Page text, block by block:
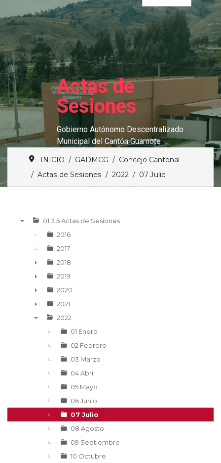
Actas de
Sesiones
Gobierno Autónomo Descentralizado
Municipal del Cantón Guamote
INICIO GADMCG
Concejo Cantonal
Actas de Sesiones
2022 07 Julio
01.3.5 Actas de Sesiones
2016
2017
►
2018
►
2019
►
2020
►
2021
2022
01 Enero
02 Febrero
03 Marzo
04 Abril
05 Mayo
06 Junio
07 Julio
08 Agosto
09 Septiembre
10 Octubre